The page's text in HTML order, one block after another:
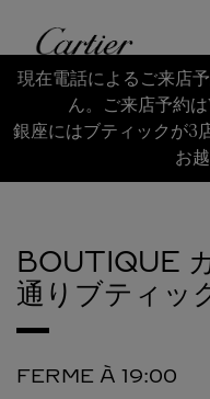
Cartier
Return to Nav
現在電話によるご来店
ん。ご来店予約
銀座にはブティックが3
お
BOUTIQUE
通りブティッ
FERME À 19:00